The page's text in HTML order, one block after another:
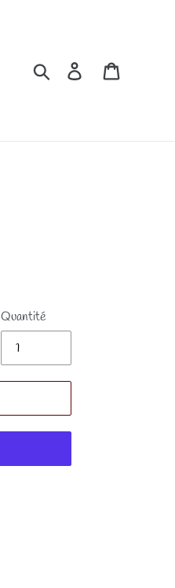
RechercherSe connecter
Quantité